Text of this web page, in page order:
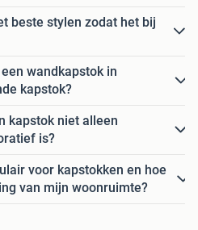
beste stylen zodat het bij
wandkapstok in
kapstok?
kapstok niet alleen
is?
voor kapstokken en hoe
van mijn woonruimte?